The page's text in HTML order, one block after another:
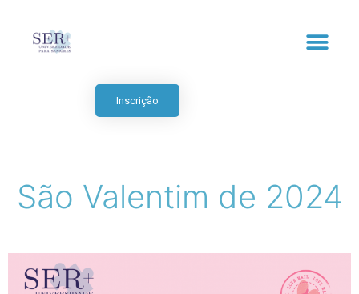
Inscrição
São Valentim de 2024